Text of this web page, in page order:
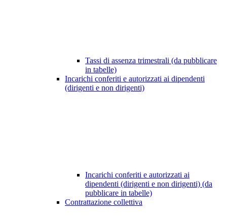
Tassi di assenza trimestrali (da pubblicare
in tabelle)
Incarichi conferiti e autorizzati ai dipendenti
(dirigenti e non dirigenti)
Incarichi conferiti e autorizzati ai
dipendenti (dirigenti e non dirigenti) (da
pubblicare in tabelle)
Contrattazione collettiva